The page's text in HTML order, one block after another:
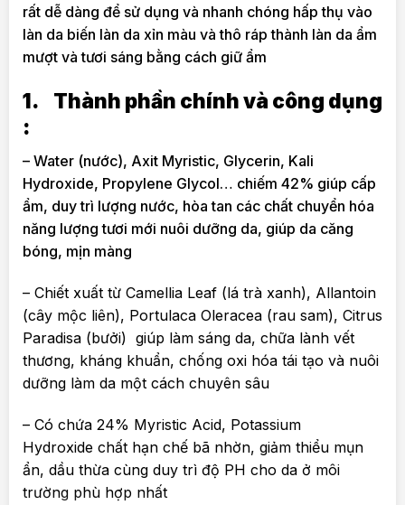
rất dễ dàng để sử dụng và nhanh chóng hấp thụ vào
làn da biến làn da xỉn màu và thô ráp thành làn da ẩm
mượt và tươi sáng bằng cách giữ ẩm
1. Thành phần chính và công dụng
:
– Water (nước), Axit Myristic, Glycerin, Kali
Hydroxide, Propylene Glycol… chiếm 42% giúp cấp
ẩm, duy trì lượng nước, hòa tan các chất chuyển hóa
năng lượng tươi mới nuôi dưỡng da, giúp da căng
bóng, mịn màng
– Chiết xuất từ Camellia Leaf (lá trà xanh), Allantoin
(cây mộc liên), Portulaca Oleracea (rau sam), Citrus
Paradisa (bưởi) giúp làm sáng da, chữa lành vết
thương, kháng khuẩn, chống oxi hóa tái tạo và nuôi
dưỡng làm da một cách chuyên sâu
– Có chứa 24% Myristic Acid, Potassium
Hydroxide chất hạn chế bã nhờn, giảm thiểu mụn
ẩn, dầu thừa cùng duy trì độ PH cho da ở môi
trường phù hợp nhất